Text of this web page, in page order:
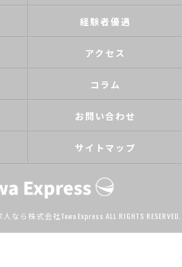
経験者優遇
アクセス
コラム
お問い合わせ
サイトマップ
株式会社Towa Express ALL RIGHTS RESERVED.